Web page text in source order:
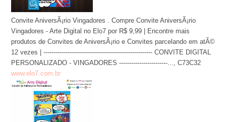
Convite AniversÃ¡rio Vingadores . Compre Convite AniversÃ¡rio
Vingadores - Arte Digital no Elo7 por R$ 9,99 | Encontre mais
produtos de Convites de AniversÃ¡rio e Convites parcelando em atÃ©
12 vezes | ------------------------------------------------------ CONVITE DIGITAL
PERSONALIZADO - VINGADORES ------------------------..., C73C32
www.elo7.com.br